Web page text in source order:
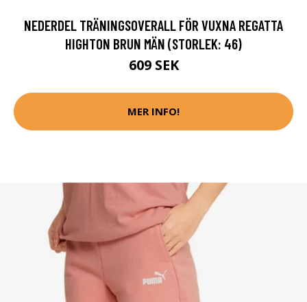
NEDERDEL TRÄNINGSOVERALL FÖR VUXNA REGATTA
HIGHTON BRUN MÄN (STORLEK: 46)
609 SEK
MER INFO!